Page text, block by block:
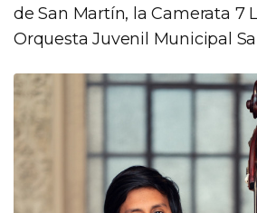
de San Martín, la Camerata 7
Orquesta Juvenil Municipal